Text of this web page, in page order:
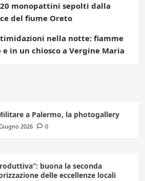
monopattini sepolti dalla
del fiume Oreto
nella notte: fiamme
e in un chiosco a Vergine Maria
a Palermo, la photogallery
2026 0
buona la seconda
delle eccellenze locali